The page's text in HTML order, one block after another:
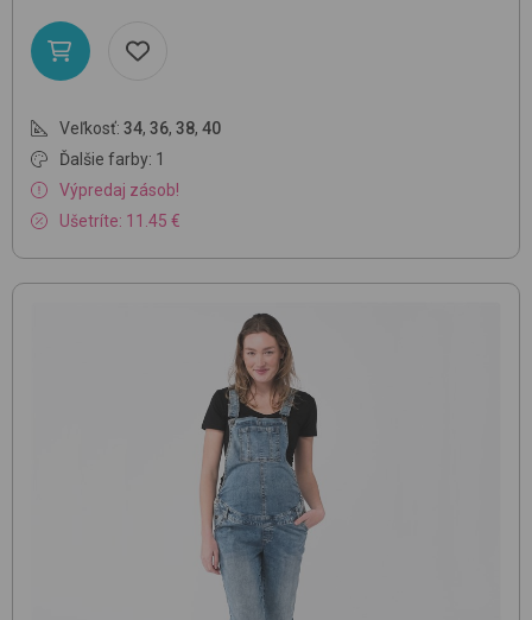
Veľkosť: 34, 36, 38, 40
Ďalšie farby: 1
Výpredaj zásob!
Ušetríte: 11.45 €